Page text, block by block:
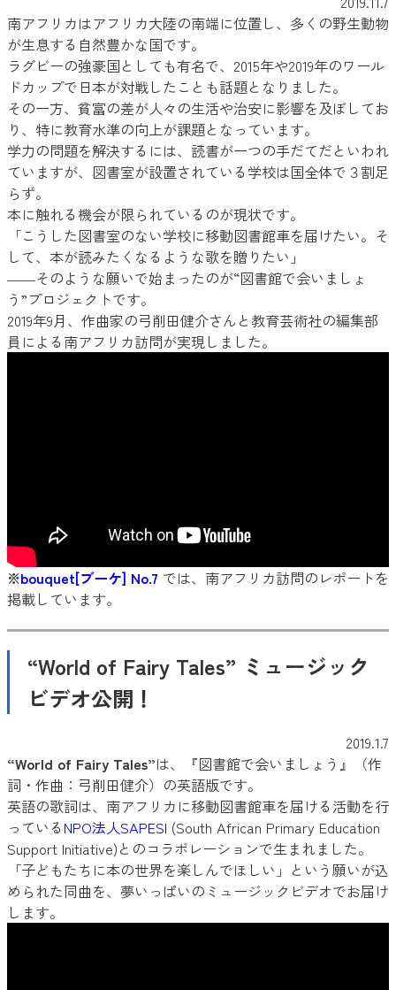
南アフリカはアフリカ大陸の南端に位置し、多くの野生動物
が生息する自然豊かな国です。
ラグビーの強豪国としても有名で、2015年や2019年のワール
ドカップで日本が対戦したことも話題となりました。
その一方、貧富の差が人々の生活や治安に影響を及ぼしてお
り、特に教育水準の向上が課題となっています。
学力の問題を解決するには、読書が一つの手だてだといわれ
ていますが、図書室が設置されている学校は国全体で３割足
らず。
本に触れる機会が限られているのが現状です。
「こうした図書室のない学校に移動図書館車を届けたい。そ
して、本が読みたくなるような歌を贈りたい」
――そのような願いで始まったのが“図書館で会いましょ
う”プロジェクトです。
2019年9月、作曲家の弓削田健介さんと教育芸術社の編集部
員による南アフリカ訪問が実現しました。
※bouquet[ブーケ] No.7 では、南アフリカ訪問のレポートを
掲載しています。
“World of Fairy Tales” ミュージック
ビデオ公開！
2019.1.7
“World of Fairy Tales”は、『図書館で会いましょう』（作
詞・作曲：弓削田健介）の英語版です。
英語の歌詞は、南アフリカに移動図書館車を届ける活動を行
っているNPO法人SAPESI (South African Primary Education
Support Initiative)とのコラボレーションで生まれました。
「子どもたちに本の世界を楽しんでほしい」という願いが込
められた同曲を、夢いっぱいのミュージックビデオでお届け
します。